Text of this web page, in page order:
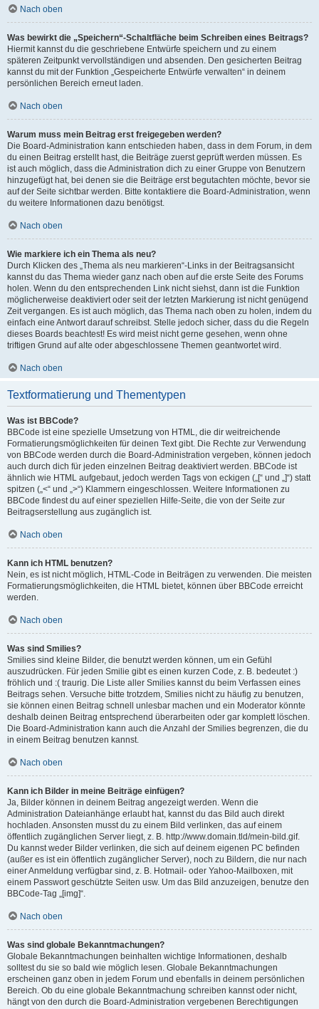
Nach oben
Was bewirkt die „Speichern“-Schaltfläche beim Schreiben eines Beitrags?
Hiermit kannst du die geschriebene Entwürfe speichern und zu einem
späteren Zeitpunkt vervollständigen und absenden. Den gesicherten Beitrag
kannst du mit der Funktion „Gespeicherte Entwürfe verwalten“ in deinem
persönlichen Bereich erneut laden.
Nach oben
Warum muss mein Beitrag erst freigegeben werden?
Die Board-Administration kann entschieden haben, dass in dem Forum, in dem
du einen Beitrag erstellt hast, die Beiträge zuerst geprüft werden müssen. Es
ist auch möglich, dass die Administration dich zu einer Gruppe von Benutzern
hinzugefügt hat, bei denen sie die Beiträge erst begutachten möchte, bevor sie
auf der Seite sichtbar werden. Bitte kontaktiere die Board-Administration, wenn
du weitere Informationen dazu benötigst.
Nach oben
Wie markiere ich ein Thema als neu?
Durch Klicken des „Thema als neu markieren“-Links in der Beitragsansicht
kannst du das Thema wieder ganz nach oben auf die erste Seite des Forums
holen. Wenn du den entsprechenden Link nicht siehst, dann ist die Funktion
möglicherweise deaktiviert oder seit der letzten Markierung ist nicht genügend
Zeit vergangen. Es ist auch möglich, das Thema nach oben zu holen, indem du
einfach eine Antwort darauf schreibst. Stelle jedoch sicher, dass du die Regeln
dieses Boards beachtest! Es wird meist nicht gerne gesehen, wenn ohne
triftigen Grund auf alte oder abgeschlossene Themen geantwortet wird.
Nach oben
Textformatierung und Thementypen
Was ist BBCode?
BBCode ist eine spezielle Umsetzung von HTML, die dir weitreichende
Formatierungsmöglichkeiten für deinen Text gibt. Die Rechte zur Verwendung
von BBCode werden durch die Board-Administration vergeben, können jedoch
auch durch dich für jeden einzelnen Beitrag deaktiviert werden. BBCode ist
ähnlich wie HTML aufgebaut, jedoch werden Tags von eckigen („[“ und „]“) statt
spitzen („<“ und „>“) Klammern eingeschlossen. Weitere Informationen zu
BBCode findest du auf einer speziellen Hilfe-Seite, die von der Seite zur
Beitragserstellung aus zugänglich ist.
Nach oben
Kann ich HTML benutzen?
Nein, es ist nicht möglich, HTML-Code in Beiträgen zu verwenden. Die meisten
Formatierungsmöglichkeiten, die HTML bietet, können über BBCode erreicht
werden.
Nach oben
Was sind Smilies?
Smilies sind kleine Bilder, die benutzt werden können, um ein Gefühl
auszudrücken. Für jeden Smilie gibt es einen kurzen Code, z. B. bedeutet :)
fröhlich und :( traurig. Die Liste aller Smilies kannst du beim Verfassen eines
Beitrags sehen. Versuche bitte trotzdem, Smilies nicht zu häufig zu benutzen,
sie können einen Beitrag schnell unlesbar machen und ein Moderator könnte
deshalb deinen Beitrag entsprechend überarbeiten oder gar komplett löschen.
Die Board-Administration kann auch die Anzahl der Smilies begrenzen, die du
in einem Beitrag benutzen kannst.
Nach oben
Kann ich Bilder in meine Beiträge einfügen?
Ja, Bilder können in deinem Beitrag angezeigt werden. Wenn die
Administration Dateianhänge erlaubt hat, kannst du das Bild auch direkt
hochladen. Ansonsten musst du zu einem Bild verlinken, das auf einem
öffentlich zugänglichen Server liegt, z. B. http://www.domain.tld/mein-bild.gif.
Du kannst weder Bilder verlinken, die sich auf deinem eigenen PC befinden
(außer es ist ein öffentlich zugänglicher Server), noch zu Bildern, die nur nach
einer Anmeldung verfügbar sind, z. B. Hotmail- oder Yahoo-Mailboxen, mit
einem Passwort geschützte Seiten usw. Um das Bild anzuzeigen, benutze den
BBCode-Tag „[img]“.
Nach oben
Was sind globale Bekanntmachungen?
Globale Bekanntmachungen beinhalten wichtige Informationen, deshalb
solltest du sie so bald wie möglich lesen. Globale Bekanntmachungen
erscheinen ganz oben in jedem Forum und ebenfalls in deinem persönlichen
Bereich. Ob du eine globale Bekanntmachung schreiben kannst oder nicht,
hängt von den durch die Board-Administration vergebenen Berechtigungen